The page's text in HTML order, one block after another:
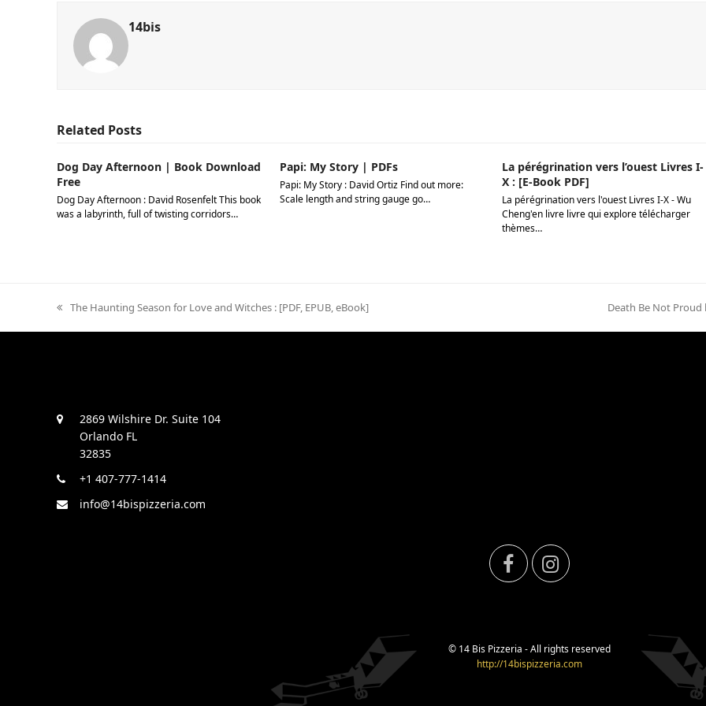
14bis
Related Posts
Dog Day Afternoon | Book Download
Free
Dog Day Afternoon : David Rosenfelt This book
was a labyrinth, full of twisting corridors…
Papi: My Story | PDFs
Papi: My Story : David Ortiz Find out more:
Scale length and string gauge go…
La pérégrination vers l’ouest Livres I-
X : [E-Book PDF]
La pérégrination vers l'ouest Livres I-X - Wu
Cheng'en livre livre qui explore télécharger
thèmes…
previous
The Haunting Season for Love and Witches : [PDF, EPUB, eBook]
next
Death Be Not Proud
2869 Wilshire Dr. Suite 104
Orlando FL
32835
+1 407-777-1414
info@14bispizzeria.com
F
e
t
© 14 Bis Pizzeria - All rights reserved
http://14bispizzeria.com